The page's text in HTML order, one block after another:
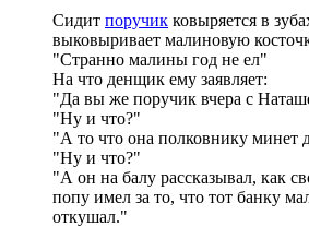
Сидит поручик ковыряется в
выковыривает малиновую
"Странно малины год не ел"
На что денщик ему заявляет:
"Да вы же поручик вчера с
"Ну и что?"
"А то что она полковнику минет
"Ну и что?"
"А он на балу рассказывал, как
попу имел за то, что тот банку
откушал."